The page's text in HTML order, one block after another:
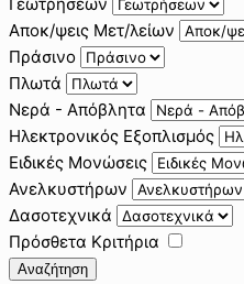
Αποκ/ψεις Μετ/λείων
Πράσινο
Πλωτά
Νερά - Απόβλητα
Ηλεκτρονικός Εξοπλισμός
Ειδικές Μονώσεις
Ανελκυστήρων
Δασοτεχνικά
Πρόσθετα Κριτήρια
Αναζήτηση